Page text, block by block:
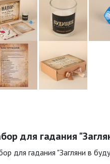
для гадания
для гадания "Загляни в